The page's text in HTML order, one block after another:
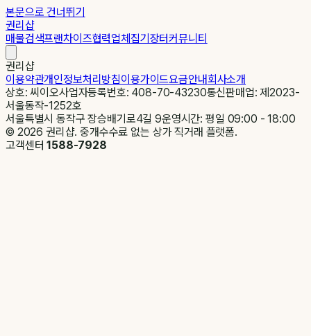
본문으로 건너뛰기
권리샵
매물검색프랜차이즈협력업체집기장터커뮤니티
권리샵
이용약관개인정보처리방침이용가이드요금안내회사소개
상호: 씨이오사업자등록번호: 408-70-43230통신판매업: 제2023-
서울동작-1252호
서울특별시 동작구 장승배기로4길 9운영시간: 평일 09:00 - 18:00
© 2026 권리샵. 중개수수료 없는 상가 직거래 플랫폼.
고객센터1588-7928